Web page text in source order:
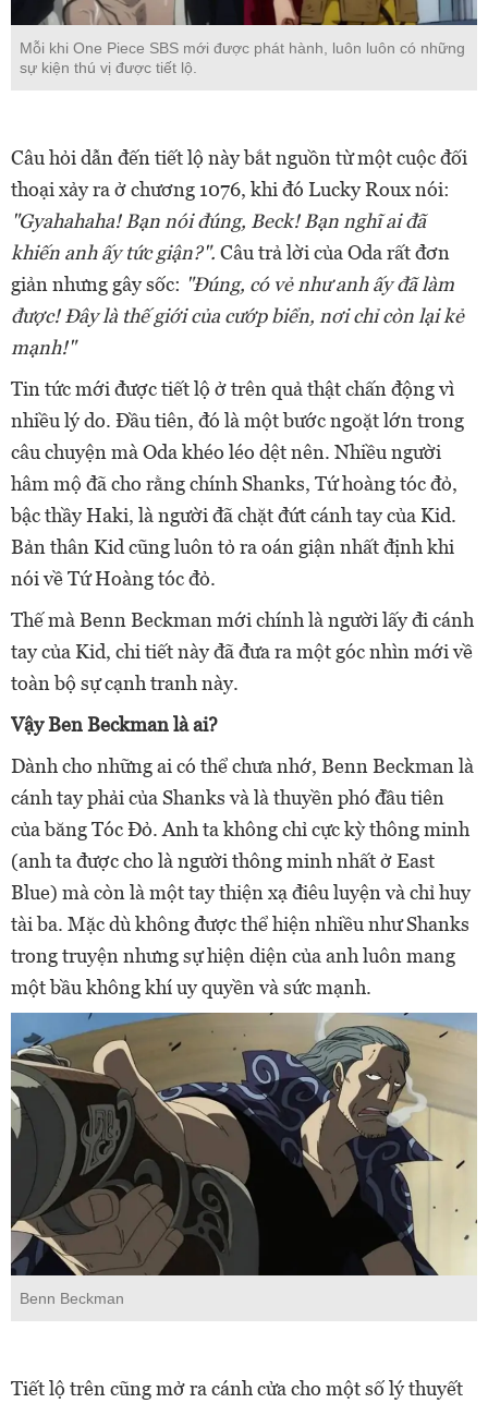
Mỗi khi One Piece SBS mới được phát hành, luôn luôn có những
sự kiện thú vị được tiết lộ.
Câu hỏi dẫn đến tiết lộ này bắt nguồn từ một cuộc đối
thoại xảy ra ở chương 1076, khi đó Lucky Roux nói:
"Gyahahaha! Bạn nói đúng, Beck! Bạn nghĩ ai đã
khiến anh ấy tức giận?". Câu trả lời của Oda rất đơn
giản nhưng gây sốc: "Đúng, có vẻ như anh ấy đã làm
được! Đây là thế giới của cướp biển, nơi chỉ còn lại kẻ
mạnh!"
Tin tức mới được tiết lộ ở trên quả thật chấn động vì
nhiều lý do. Đầu tiên, đó là một bước ngoặt lớn trong
câu chuyện mà Oda khéo léo dệt nên. Nhiều người
hâm mộ đã cho rằng chính Shanks, Tứ hoàng tóc đỏ,
bậc thầy Haki, là người đã chặt đứt cánh tay của Kid.
Bản thân Kid cũng luôn tỏ ra oán giận nhất định khi
nói về Tứ Hoàng tóc đỏ.
Thế mà Benn Beckman mới chính là người lấy đi cánh
tay của Kid, chi tiết này đã đưa ra một góc nhìn mới về
toàn bộ sự cạnh tranh này.
Vậy Ben Beckman là ai?
Dành cho những ai có thể chưa nhớ, Benn Beckman là
cánh tay phải của Shanks và là thuyền phó đầu tiên
của băng Tóc Đỏ. Anh ta không chỉ cực kỳ thông minh
(anh ta được cho là người thông minh nhất ở East
Blue) mà còn là một tay thiện xạ điêu luyện và chỉ huy
tài ba. Mặc dù không được thể hiện nhiều như Shanks
trong truyện nhưng sự hiện diện của anh luôn mang
một bầu không khí uy quyền và sức mạnh.
Benn Beckman
Tiết lộ trên cũng mở ra cánh cửa cho một số lý thuyết